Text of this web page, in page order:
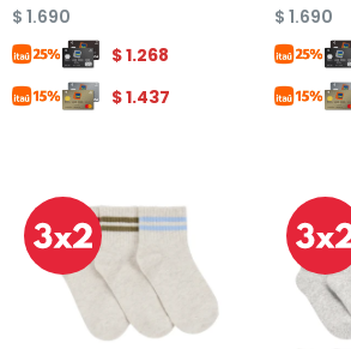
$ 1.690
$1.268
$1.437
$ 1.690